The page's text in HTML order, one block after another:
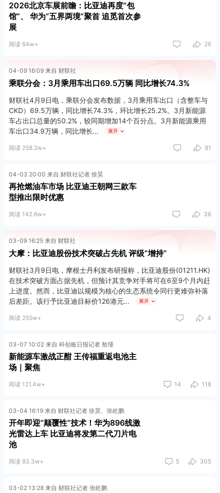
2026北京车展前瞻：比亚迪再度“包
馆”、 华为“五界两境”聚首 追觅首次参
展
阅读 64w+ 26
04-09 16:09 来自 财联社
乘联分会：3月乘用车出口69.5万辆 同比增长74.3%
财联社4月9日电，乘联分会发布数据，3月乘用车出口（含整车与
CKD）69.5万辆，同比增长74.3%，环比增长25.2%。3月新能源
车占出口总量的50.2%，较同期增加14个百分点。3月新能源乘用
车出口34.9万辆，同比增长
展开
阅读 258.2w+ 81
04-03 20:00 来自 财联社记者 徐昊
再抢燃油车市场 比亚迪王朝网三款车
型推出限时优惠
阅读 142.6w+ 36
03-09 16:25 来自 财联社
大摩：比亚迪股份技术突破占先机 评级“增持”
财联社3月9日电，摩根士丹利发布研报称，比亚迪股份(01211.HK)
在技术突破方面占据先机，但预计其竞争对手将可在6至9个月内赶
上进度。然而，比亚迪以规模为核心的生态系统令同行更难弥补落
后差距。该行予比亚迪目标价126港元
展开
阅读 255w+ 4
03-07 10:02 来自 科创板日报记者 敖瑾
新能源车激战正酣 王传福重返电池主
场｜聚焦
阅读 121.4w+ 14 118
03-04 16:19 来自 财联社记者 徐昊、张屹鹏
开年即迎“颠覆性”技术！华为896线激
光雷达上车 比亚迪将发第二代刀片电
池
阅读 83.3w+ 5 305
03-02 13:28 来自 财联社记者 张屹鹏